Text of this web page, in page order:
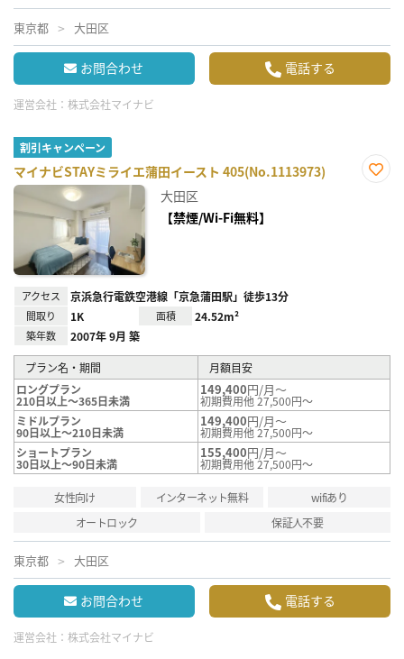
東京都 大田区
お問合わせ 電話する
運営会社： 株式会社マイナビ
割引キャンペーン
マイナビSTAYミライエ蒲田イースト 405(No.1113973)
大田区
【禁煙/Wi-Fi無料】
アクセス 京浜急行電鉄空港線「京急蒲田駅」徒歩13分
間取り 1K 面積 24.52m²
築年数 2007年 9月 築
プラン名・期間
月額目安
ロングプラン
210日以上～365日未満
149,400円/月～
初期費用他 27,500円～
ミドルプラン
90日以上～210日未満
149,400円/月～
初期費用他 27,500円～
ショートプラン
30日以上～90日未満
155,400円/月～
初期費用他 27,500円～
女性向け インターネット無料
wifiあり
オートロック
保証人不要
東京都 大田区
お問合わせ 電話する
運営会社： 株式会社マイナビ